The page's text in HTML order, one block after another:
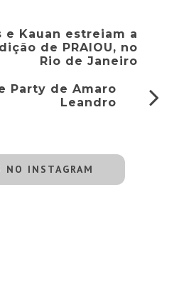
e Kauan estreiam a
de PRAIOU, no
Rio de Janeiro
Party de Amaro
Leandro
NO INSTAGRAM